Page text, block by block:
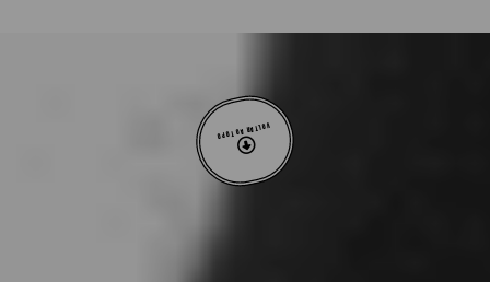
VOLTAR AO TOPO